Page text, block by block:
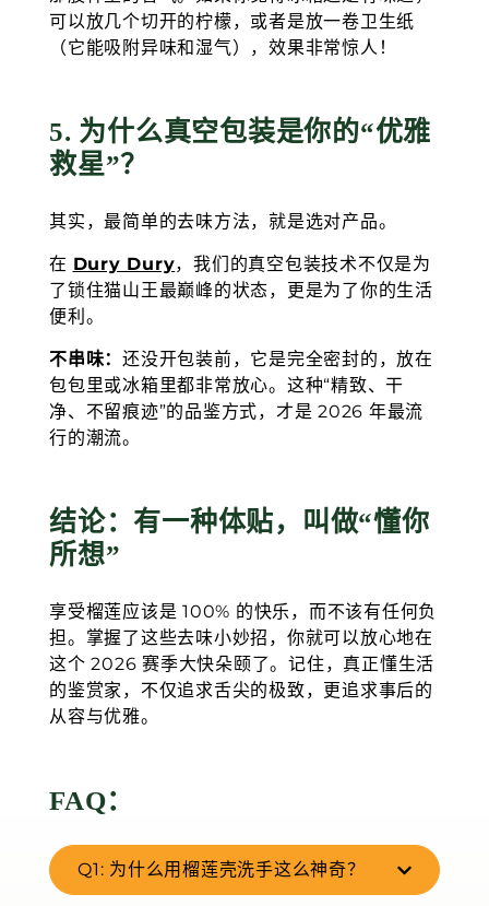
可以放几个切开的柠檬，或者是放一卷卫生纸
（它能吸附异味和湿气），效果非常惊人！
5. 为什么真空包装是你的“优雅
救星”？
其实，最简单的去味方法，就是选对产品。
在 Dury Dury，我们的真空包装技术不仅是为
了锁住猫山王最巅峰的状态，更是为了你的生活
便利。
不串味： 还没开包装前，它是完全密封的，放在
包包里或冰箱里都非常放心。这种“精致、干
净、不留痕迹”的品鉴方式，才是 2026 年最流
行的潮流。
结论：有一种体贴，叫做“懂你
所想”
享受榴莲应该是 100% 的快乐，而不该有任何负
担。掌握了这些去味小妙招，你就可以放心地在
这个 2026 赛季大快朵颐了。记住，真正懂生活
的鉴赏家，不仅追求舌尖的极致，更追求事后的
从容与优雅。
FAQ：
Q1: 为什么用榴莲壳洗手这么神奇？